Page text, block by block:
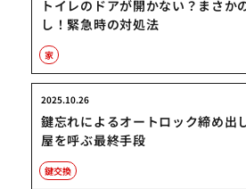
トイレのドアが開かない？まさか
し！緊急時の対処法
家
鍵忘れによるオートロック締め出
屋を呼ぶ最終手段
2025.10.26
鍵交換